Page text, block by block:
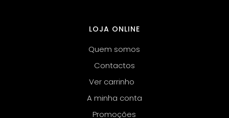
LOJA ONLINE
Quem somos
Contactos
Ver carrinho
A minha conta
Promoções